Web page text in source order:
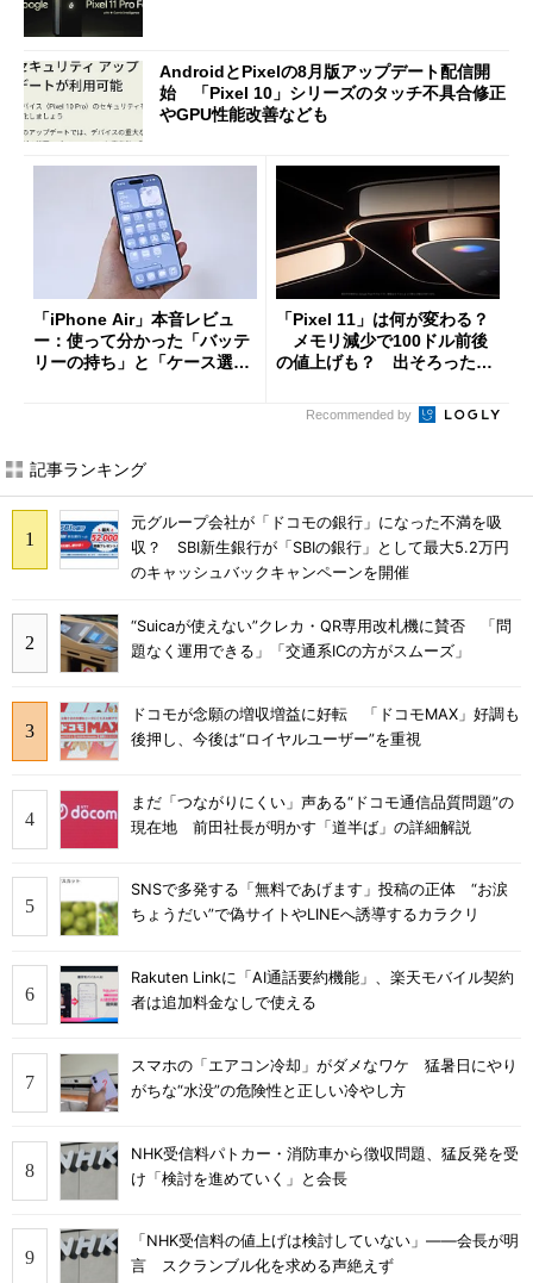
AndroidとPixelの8月版アップデート配信開
始 「Pixel 10」シリーズのタッチ不具合修正
やGPU性能改善なども
「iPhone Air」本音レビュ
ー：使って分かった「バッテ
リーの持ち」と「ケース選
「Pixel 11」は何が変わる？
メモリ減少で100ドル前後
の値上げも？ 出そろったう
Recommended by
記事ランキング
元グループ会社が「ドコモの銀行」になった不満を吸
収？ SBI新生銀行が「SBIの銀行」として最大5.2万円
のキャッシュバックキャンペーンを開催
“Suicaが使えない”クレカ・QR専用改札機に賛否 「問
題なく運用できる」「交通系ICの方がスムーズ」
ドコモが念願の増収増益に好転 「ドコモMAX」好調も
後押し、今後は“ロイヤルユーザー”を重視
まだ「つながりにくい」声ある“ドコモ通信品質問題”の
現在地 前田社長が明かす「道半ば」の詳細解説
SNSで多発する「無料であげます」投稿の正体 “お涙
ちょうだい”で偽サイトやLINEへ誘導するカラクリ
Rakuten Linkに「AI通話要約機能」、楽天モバイル契約
者は追加料金なしで使える
スマホの「エアコン冷却」がダメなワケ 猛暑日にやり
がちな“水没”の危険性と正しい冷やし方
NHK受信料パトカー・消防車から徴収問題、猛反発を受
け「検討を進めていく」と会長
「NHK受信料の値上げは検討していない」――会長が明
言 スクランブル化を求める声絶えず